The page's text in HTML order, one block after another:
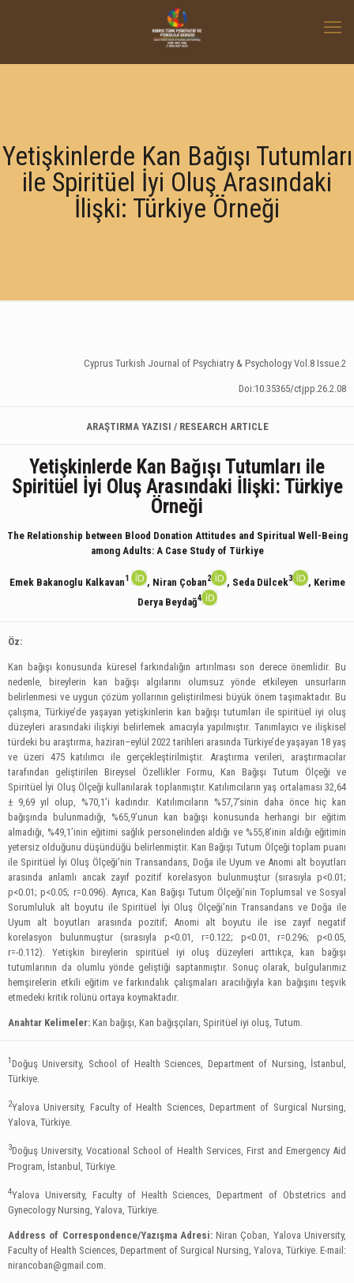
Yetişkinlerde Kan Bağışı Tutumları
ile Spiritüel İyi Oluş Arasındaki
İlişki: Türkiye Örneği
Cyprus Turkish Journal of Psychiatry & Psychology Vol.8 Issue.2
Doi:10.35365/ctjpp.26.2.08
ARAŞTIRMA YAZISI / RESEARCH ARTICLE
Yetişkinlerde Kan Bağışı Tutumları ile
Spiritüel İyi Oluş Arasındaki İlişki: Türkiye
Örneği
The Relationship between Blood Donation Attitudes and Spiritual Well-Being
among Adults: A Case Study of Türkiye
Emek Bakanoglu Kalkavan1 , Niran Çoban2 , Seda Dülcek3
, Kerime
Derya Beydağ4
Öz:
Kan bağışı konusunda küresel farkındalığın artırılması son derece önemlidir. Bu
nedenle, bireylerin kan bağışı algılarını olumsuz yönde etkileyen unsurların
belirlenmesi ve uygun çözüm yollarının geliştirilmesi büyük önem taşımaktadır. Bu
çalışma, Türkiye’de yaşayan yetişkinlerin kan bağışı tutumları ile spiritüel iyi oluş
düzeyleri arasındaki ilişkiyi belirlemek amacıyla yapılmıştır. Tanımlayıcı ve ilişkisel
türdeki bu araştırma, haziran–eylül 2022 tarihleri arasında Türkiye’de yaşayan 18 yaş
ve üzeri 475 katılımcı ile gerçekleştirilmiştir. Araştırma verileri, araştırmacılar
tarafından geliştirilen Bireysel Özellikler Formu, Kan Bağışı Tutum Ölçeği ve
Spiritüel İyi Oluş Ölçeği kullanılarak toplanmıştır. Katılımcıların yaş ortalaması 32,64
± 9,69 yıl olup, %70,1’i kadındır. Katılımcıların %57,7’sinin daha önce hiç kan
bağışında bulunmadığı, %65,9’unun kan bağışı konusunda herhangi bir eğitim
almadığı, %49,1’inin eğitimi sağlık personelinden aldığı ve %55,8’inin aldığı eğitimin
yetersiz olduğunu düşündüğü belirlenmiştir. Kan Bağışı Tutum Ölçeği toplam puanı
ile Spiritüel İyi Oluş Ölçeği’nin Transandans, Doğa ile Uyum ve Anomi alt boyutları
arasında anlamlı ancak zayıf pozitif korelasyon bulunmuştur (sırasıyla p<0.01;
p<0.01; p<0.05; r=0.096). Ayrıca, Kan Bağışı Tutum Ölçeği’nin Toplumsal ve Sosyal
Sorumluluk alt boyutu ile Spiritüel İyi Oluş Ölçeği’nin Transandans ve Doğa ile
Uyum alt boyutları arasında pozitif; Anomi alt boyutu ile ise zayıf negatif
korelasyon bulunmuştur (sırasıyla p<0.01, r=0.122; p<0.01, r=0.296; p<0.05,
r=-0.112). Yetişkin bireylerin spiritüel iyi oluş düzeyleri arttıkça, kan bağışı
tutumlarının da olumlu yönde geliştiği saptanmıştır. Sonuç olarak, bulgularımız
hemşirelerin etkili eğitim ve farkındalık çalışmaları aracılığıyla kan bağışını teşvik
etmedeki kritik rolünü ortaya koymaktadır.
Anahtar Kelimeler: Kan bağışı, Kan bağışçıları, Spiritüel iyi oluş, Tutum.
1Doğuş University, School of Health Sciences, Department of Nursing, İstanbul,
Türkiye.
2Yalova University, Faculty of Health Sciences, Department of Surgical Nursing,
Yalova, Türkiye.
3Doğuş University, Vocational School of Health Services, First and Emergency Aid
Program, İstanbul, Türkiye.
4Yalova University, Faculty of Health Sciences, Department of Obstetrics and
Gynecology Nursing, Yalova, Türkiye.
Address of Correspondence/Yazışma Adresi:Niran Çoban, Yalova University,
Faculty of Health Sciences, Department of Surgical Nursing, Yalova, Türkiye. E-mail:
nirancoban@gmail.com